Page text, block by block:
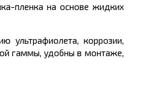
пленка на основе жидких
ультрафиолета, коррозии,
гаммы, удобны в монтаже,